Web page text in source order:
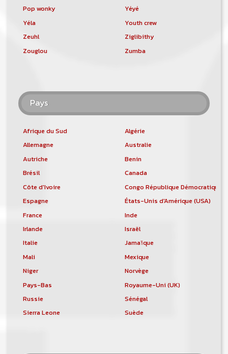
Pop wonky
Yéyé
Yéla
Youth crew
Zeuhl
Ziglibithy
Zouglou
Zumba
Pays
Afrique du Sud
Algérie
Allemagne
Australie
Autriche
Benin
Brésil
Canada
Côte d'Ivoire
Congo République Démocratique
Espagne
États-Unis d'Amérique (USA)
France
Inde
Irlande
Israël
Italie
Jamaïque
Mali
Mexique
Niger
Norvège
Pays-Bas
Royaume-Uni (UK)
Russie
Sénégal
Sierra Leone
Suède